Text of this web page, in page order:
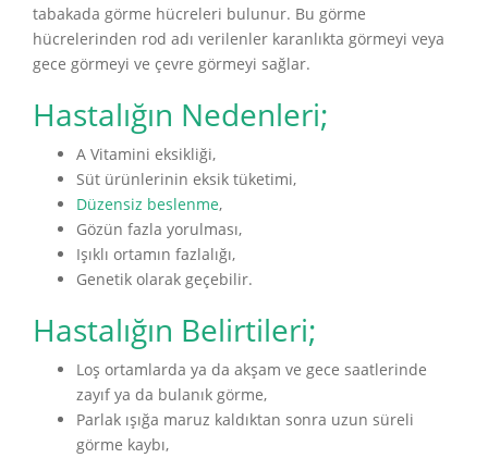
tabakada görme hücreleri bulunur. Bu görme
hücrelerinden rod adı verilenler karanlıkta görmeyi veya
gece görmeyi ve çevre görmeyi sağlar.
Hastalığın Nedenleri;
A Vitamini eksikliği,
Süt ürünlerinin eksik tüketimi,
Düzensiz beslenme,
Gözün fazla yorulması,
Işıklı ortamın fazlalığı,
Genetik olarak geçebilir.
Hastalığın Belirtileri;
Loş ortamlarda ya da akşam ve gece saatlerinde
zayıf ya da bulanık görme,
Parlak ışığa maruz kaldıktan sonra uzun süreli
görme kaybı,